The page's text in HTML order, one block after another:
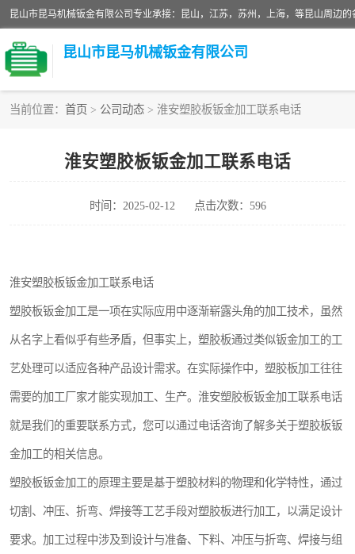
昆山市昆马机械钣金有限公司
当前位置： 首页 > 公司动态 > 淮安塑胶板钣金加工联系电话
淮安塑胶板钣金加工联系电话
时间：2025-02-12 点击次数：596
淮安塑胶板钣金加工联系电话
塑胶板钣金加工是一项在实际应用中逐渐崭露头角的加工技术，虽然
从名字上看似乎有些矛盾，但事实上，塑胶板通过类似钣金加工的工
艺处理可以适应各种产品设计需求。在实际操作中，塑胶板加工往往
需要的加工厂家才能实现加工、生产。淮安塑胶板钣金加工联系电话
就是我们的重要联系方式，您可以通过电话咨询了解多关于塑胶板钣
金加工的相关信息。
塑胶板钣金加工的原理主要是基于塑胶材料的物理和化学特性，通过
切割、冲压、折弯、焊接等工艺手段对塑胶板进行加工，以满足设计
要求。加工过程中涉及到设计与准备、下料、冲压与折弯、焊接与组
不锈钢钣金加工
大理石拼花钣金加工
激光切割钣金加工